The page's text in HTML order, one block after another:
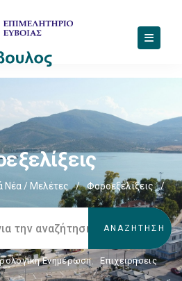
Νέα / Μελέτες / Φοροεξελίξεις /
Ενημέρωση, Επιχειρήσεις